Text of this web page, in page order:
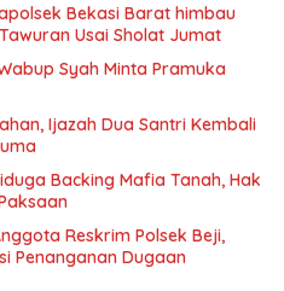
Bekasi Barat himbau
Usai Sholat Jumat
Syah Minta Pramuka
Ijazah Dua Santri Kembali
Backing Mafia Tanah, Hak
Reskrim Polsek Beji,
Penanganan Dugaan